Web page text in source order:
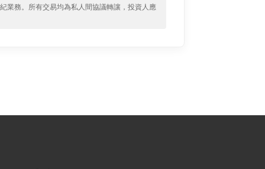
業務。所有交易均為私人間協議轉讓，投資人應